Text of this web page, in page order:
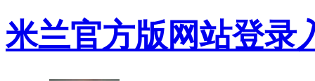
米兰官方版网站登录